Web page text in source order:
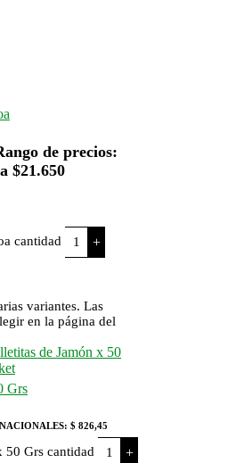
de precios:
$21.650
cantidad +
variantes. Las
en la página del
Grs
$ 826,45
50 Grs cantidad +